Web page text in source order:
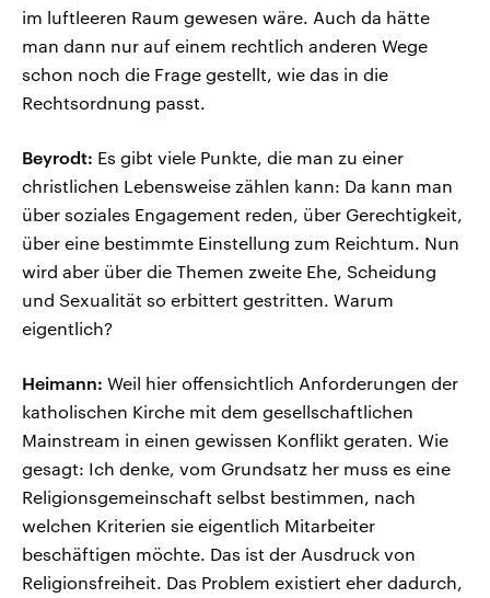
im luftleeren Raum gewesen wäre. Auch da hätte
man dann nur auf einem rechtlich anderen Wege
schon noch die Frage gestellt, wie das in die
Rechtsordnung passt.
Beyrodt: Es gibt viele Punkte, die man zu einer
christlichen Lebensweise zählen kann: Da kann man
über soziales Engagement reden, über Gerechtigkeit,
über eine bestimmte Einstellung zum Reichtum. Nun
wird aber über die Themen zweite Ehe, Scheidung
und Sexualität so erbittert gestritten. Warum
eigentlich?
Heimann: Weil hier offensichtlich Anforderungen der
katholischen Kirche mit dem gesellschaftlichen
Mainstream in einen gewissen Konflikt geraten. Wie
gesagt: Ich denke, vom Grundsatz her muss es eine
Religionsgemeinschaft selbst bestimmen, nach
welchen Kriterien sie eigentlich Mitarbeiter
beschäftigen möchte. Das ist der Ausdruck von
Religionsfreiheit. Das Problem existiert eher dadurch,